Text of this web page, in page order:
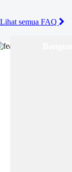
Lihat semua FAQ